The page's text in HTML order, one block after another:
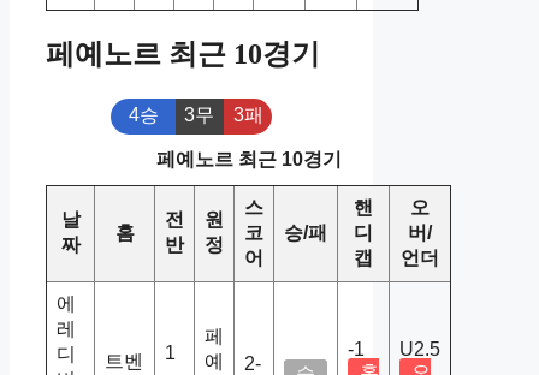
페예노르 최근 10경기
4승 3무 3패
페예노르 최근 10경기
날
짜
홈
전
반
원
정
스
코
어
승/패
핸
디
캡
오
버/
언더
에
레
디
트벤
1
페
예
2-
-1
U2.5